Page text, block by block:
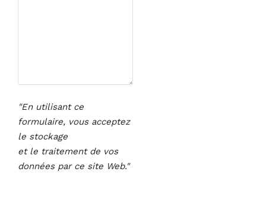
"En utilisant ce
formulaire, vous acceptez
le stockage
et le traitement de vos
données par ce site Web."